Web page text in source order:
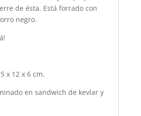
de ésta. Está forrado con
negro.
x 12 x 6 cm.
en sandwich de kevlar y